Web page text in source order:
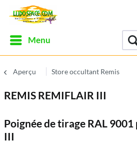
Menu
Aperçu Store occultant Remis
REMIS REMIFLAIR III
Poignée de tirage RAL
III